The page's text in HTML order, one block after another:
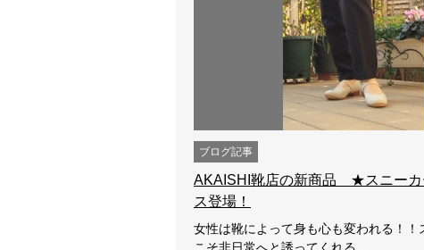
ブログ記事
AKAISHI靴店の新商品 ★スニーカ
ス登場！
女性は靴によって身も心も変われる！！
こそ非日常へと誘ってくれる…